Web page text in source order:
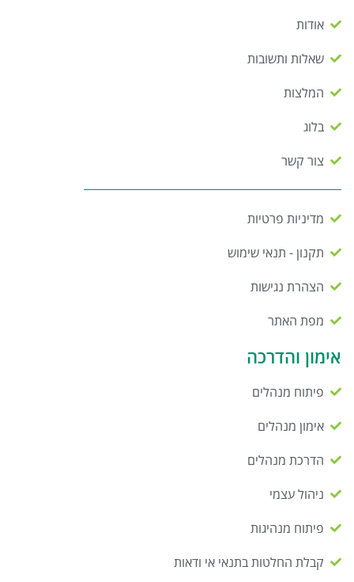
אודות
שאלות ותשובות
המלצות
בלוג
צור קשר
מדיניות פרטיות
תקנון - תנאי שימוש
הצהרת נגישות
מפת האתר
אימון והדרכה
פיתוח מנהלים
אימון מנהלים
הדרכת מנהלים
ניהול עצמי
פיתוח מנהיגות
קבלת החלטות בתנאי אי ודאות